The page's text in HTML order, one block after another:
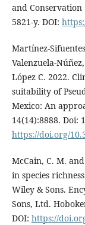
and Conservation
5821-y. DOI:
Martínez-
Valenzuela-
López C. 2022.
suitability of
Mexico: An
14(14):8888. Doi:
https://doi.org/
McCain, C. M.
in species
Wiley & Sons.
Sons, Ltd.
DOI: https://